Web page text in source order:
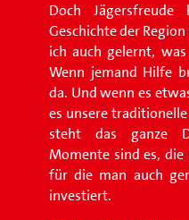
Doch
Geschichte der
ich auch gelernt, was
Wenn jemand Hilfe
da. Und wenn es
es unsere traditionelle
steht das ganze
Momente sind es,
für die man auch
investiert.